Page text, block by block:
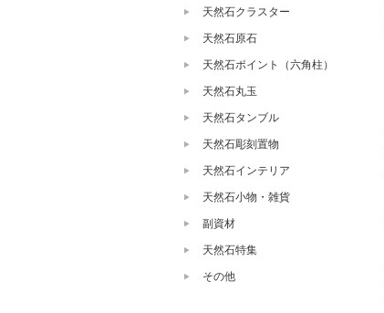
天然石クラスター
天然石原石
天然石ポイント（六角柱）
天然石丸玉
天然石タンブル
天然石彫刻置物
天然石インテリア
天然石小物・雑貨
副資材
天然石特集
その他